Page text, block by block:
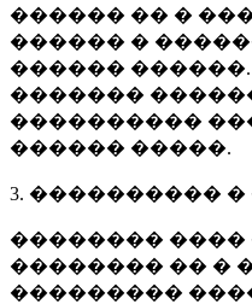
������ �� �
������ �
������
�������
����������
������ �����.
3. ����������
�������� ����
�������� �� �
���������